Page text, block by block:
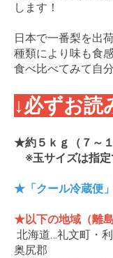
します！
日本で一番梨を出
種類により味も食
食べ比べてみて自
↓必ずお読
★約５ｋｇ（７～１
※玉サイズは指定
★「クール冷蔵便
★以下の地域（離
北海道…礼文町・
奥尻郡